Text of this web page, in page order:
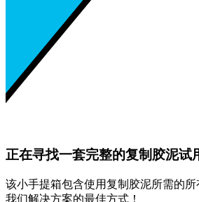
正在寻找一套完整的复制胶泥试
该小手提箱包含使用复制胶泥所需的
我们解决方案的最佳方式！